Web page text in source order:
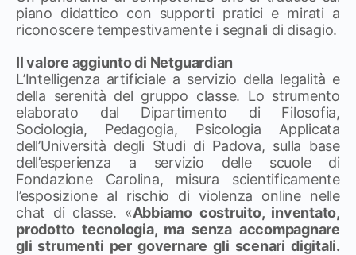
piano didattico con supporti pratici e mirati a
riconoscere tempestivamente i segnali di disagio.
Il valore aggiunto di Netguardian
L’Intelligenza artificiale a servizio della legalità e
della serenità del gruppo classe. Lo strumento
elaborato dal Dipartimento di Filosofia,
Sociologia, Pedagogia, Psicologia Applicata
dell’Università degli Studi di Padova, sulla base
dell’esperienza a servizio delle scuole di
Fondazione Carolina, misura scientificamente
l’esposizione al rischio di violenza online nelle
chat di classe. «Abbiamo costruito, inventato,
prodotto tecnologia, ma senza accompagnare
gli strumenti per governare gli scenari digitali.